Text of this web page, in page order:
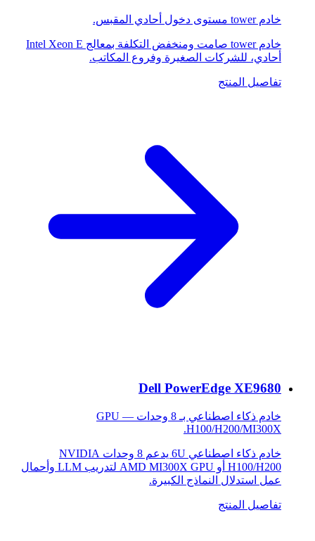
خادم tower مستوى دخول أحادي المقبس.
خادم tower صامت ومنخفض التكلفة بمعالج Intel Xeon E
أحادي، للشركات الصغيرة وفروع المكاتب.
تفاصيل المنتج
Dell PowerEdge XE9680
خادم ذكاء اصطناعي بـ 8 وحدات GPU —
H100/H200/MI300X.
خادم ذكاء اصطناعي 6U يدعم 8 وحدات NVIDIA
H100/H200 أو AMD MI300X GPU لتدريب LLM وأحمال
عمل استدلال النماذج الكبيرة.
تفاصيل المنتج